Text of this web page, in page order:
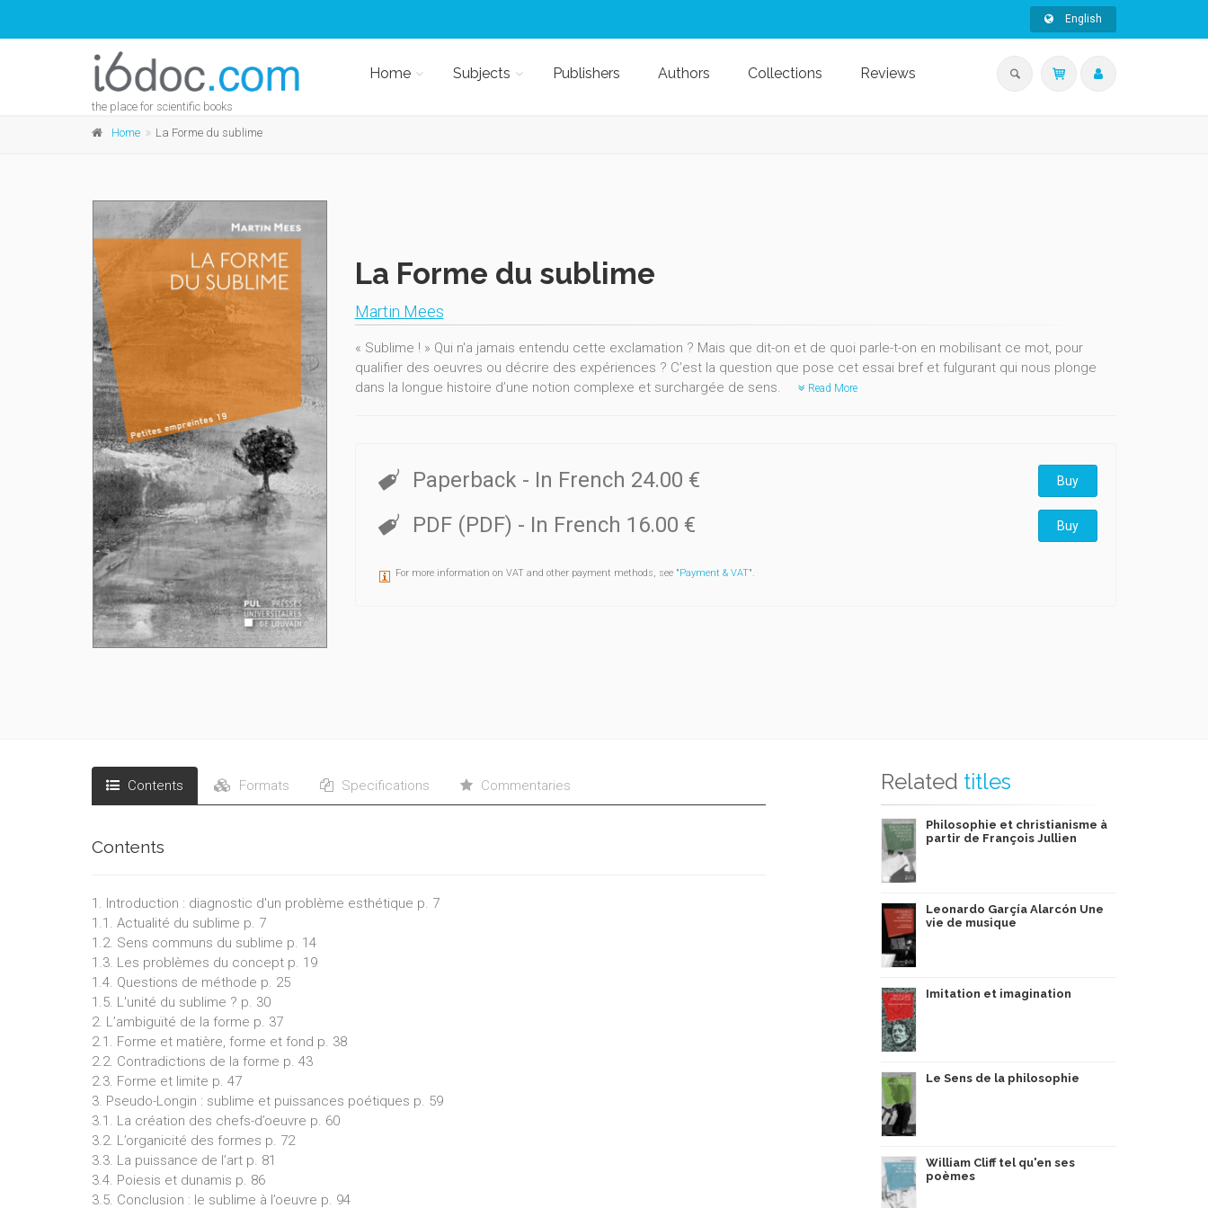
English
the place for scientific books
Home Subjects Publishers Authors Collections Reviews
Home La Forme du sublime
La Forme du sublime
Martin Mees
« Sublime ! » Qui n'a jamais entendu cette exclamation ? Mais que dit-on et de quoi parle-t-on en mobilisant ce mot, pour
qualifier des oeuvres ou décrire des expériences ? C’est la question que pose cet essai bref et fulgurant qui nous plonge
dans la longue histoire d’une notion complexe et surchargée de sens.
Read More
Paperback - In French 24.00 € Buy
PDF (PDF) - In French 16.00 € Buy
For more information on VAT and other payment methods, see "Payment & VAT".
Contents Formats Specifications Commentaries
Contents
1. Introduction : diagnostic d'un problème esthétique p. 7
1.1. Actualité du sublime p. 7
1.2. Sens communs du sublime p. 14
1.3. Les problèmes du concept p. 19
1.4. Questions de méthode p. 25
1.5. L'unité du sublime ? p. 30
2. L’ambiguïté de la forme p. 37
2.1. Forme et matière, forme et fond p. 38
2.2. Contradictions de la forme p. 43
2.3. Forme et limite p. 47
3. Pseudo-Longin : sublime et puissances poétiques p. 59
3.1. La création des chefs-d’oeuvre p. 60
3.2. L’organicité des formes p. 72
3.3. La puissance de l’art p. 81
3.4. Poiesis et dunamis p. 86
3.5. Conclusion : le sublime à l’oeuvre p. 94
Related titles
Philosophie et christianisme à
partir de François Jullien
Leonardo Garçía Alarcón Une
vie de musique
Imitation et imagination
Le Sens de la philosophie
William Cliff tel qu'en ses
poèmes